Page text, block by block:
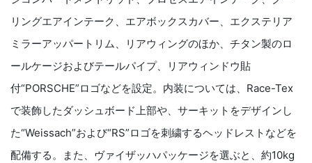
リングエアインテーク、エアボックスカバー、エクステリア
ミラーアッパートリム、リアウィングのほか、チタン製のロ
ールケージおよびテールパイプ、リアウィンドウ貼
付“PORSCHE”ロゴなどを設定。内装については、Race-Tex
で装飾したダッシュボード上部や、サーキットをデザインし
た“Weissach”および“RS”ロゴを刺繍するヘッドレストなどを
配備する。また、ヴァイザッハパッケージを選ぶと、約10kg